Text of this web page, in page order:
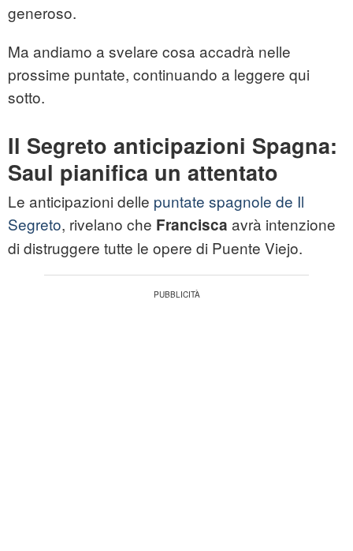
generoso.
Ma andiamo a svelare cosa accadrà nelle
prossime puntate, continuando a leggere qui
sotto.
Il Segreto anticipazioni Spagna:
Saul pianifica un attentato
Le anticipazioni delle puntate spagnole de Il
Segreto, rivelano che Francisca avrà intenzione
di distruggere tutte le opere di Puente Viejo.